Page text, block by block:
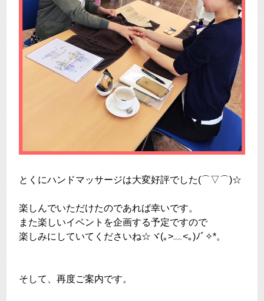
とくにハンドマッサージは大変好評でした(⌒▽⌒)☆
楽しんでいただけたのであれば幸いです。
また楽しいイベントを企画する予定ですので
楽しみにしていてくださいね☆ヾ(｡>﹏<｡)ﾉﾞ✧*。
そして、再度ご案内です。